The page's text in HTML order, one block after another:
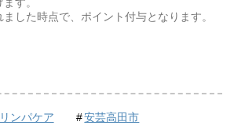
す。
した時点で、ポイント付与となります。
ンパケア
安芸高田市